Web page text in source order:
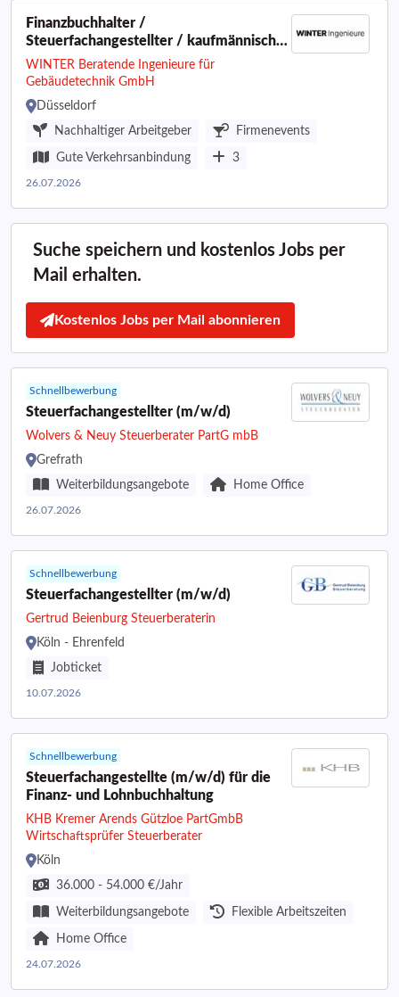
Finanzbuchhalter /
Steuerfachangestellter / kaufmännischer
Mitarbeiter Buchhaltung & Personal
(m/w/d)
WINTER Beratende Ingenieure für
Gebäudetechnik GmbH
Düsseldorf
Nachhaltiger Arbeitgeber
Firmenevents
Gute Verkehrsanbindung 3
26.07.2026
Suche speichern und kostenlos Jobs per
Mail erhalten.
Kostenlos Jobs per Mail abonnieren
Schnellbewerbung
Steuerfachangestellter (m/w/d)
Wolvers & Neuy Steuerberater PartG mbB
Grefrath
Weiterbildungsangebote
Home Office
26.07.2026
Schnellbewerbung
Steuerfachangestellter (m/w/d)
Gertrud Beienburg Steuerberaterin
Köln - Ehrenfeld
Jobticket
10.07.2026
Schnellbewerbung
Steuerfachangestellte (m/w/d) für die
Finanz- und Lohnbuchhaltung
KHB Kremer Arends Gützloe PartGmbB
Wirtschaftsprüfer Steuerberater
Köln
36.000 - 54.000 €/Jahr
Weiterbildungsangebote Flexible Arbeitszeiten
Home Office
24.07.2026